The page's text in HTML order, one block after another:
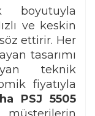
boyutuyla
ve keskin
ettirir. Her
tasarımı
teknik
fiyatıyla
PSJ 5505